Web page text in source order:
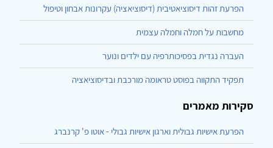
הפרעת זהות דיסוציאטיבית (דיסוציאציה) עקרונות אבחון וטיפול
מחשבות על חמלה וחמלה עצמית
העברה נגדית בפסיכותרפיה עם ילדים ונוער
תפקיד התקווה בפוסט טראומה מורכבת ובדיסוציאציה
סקירות מאמרים
הפרעת אישיות גבולית וארגון אישיות גבולי - אוטו פ' קרנברג